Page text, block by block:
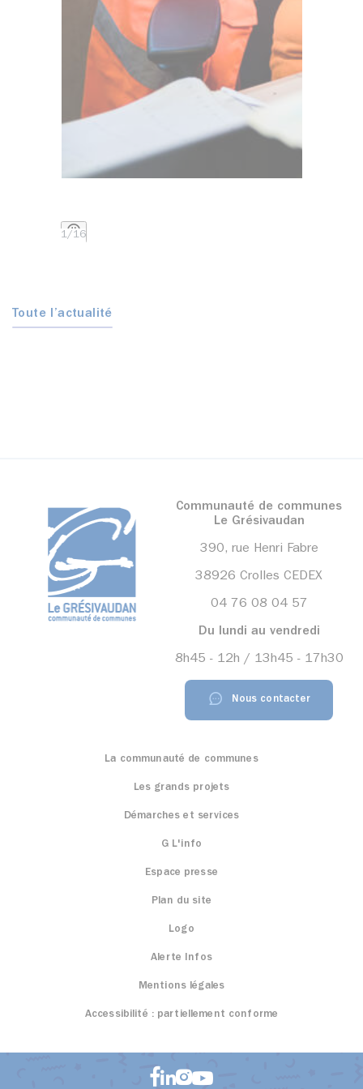
2/16Pauser
Toute l’actualité
Communauté de communes
Le Grésivaudan
390, rue Henri Fabre
38926 Crolles CEDEX
04 76 08 04 57
Du lundi au vendredi
8h45 - 12h / 13h45 - 17h30
Nous contacter
La communauté de communes
Les grands projets
Démarches et services
G L'info
Espace presse
Plan du site
Logo
Alerte Infos
Mentions légales
Accessibilité : partiellement conforme
Aller sur facebook
Aller sur linkedin (nouvel
Aller sur instagram